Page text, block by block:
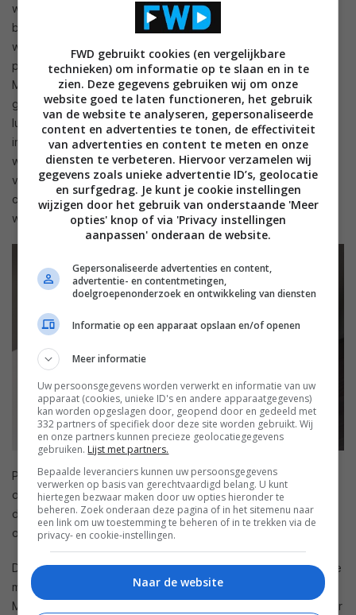
we tot op heden van slimme speakers gewend zijn, moeten
bieden. Daarnaast is de speaker een multiroomspeaker,
waardoor het mogelijk is om meerdere speakers in huis te
plaatsen en deze samen of los van elkaar te laten spelen. De
Multiroom audio-functie van de Google Assistant stelt
gebruikers in staat de luidspreker te combineren met
luidsprekers waarin Chromecast Audio of Chromecast is
ingebouwd. Twee speakers kunnen daarbij gekoppeld
worden voor een stereoweergave. Via de Music Control-app
van Panasonic kan muziek vanaf bijvoorbeeld een tablet,
computer, smartphone of nas naar de speaker gestreamd
worden.
Panasonic heeft gekozen voor deGoogle Assistant
digitale assistent. Middels de ingebouwde microfoon kan
deze assistent antwoord geven op je vragen, je agenda
oplezen, muziek opzoeken en afspelen en nog veel meer.
De Panasonic SC-GA10 komt vanaf de winter op de Europese
markt, maar voorlopig alleen in Duitsland, Frankrijk en de UK.
Mogelijk komt de speaker later in 2018 ook naar Nederland. Er
FWD gebruikt cookies (en vergelijkbare
technieken) om informatie op te slaan en in te
zien. Deze gegevens gebruiken wij om onze
website goed te laten functioneren, het gebruik
van de website te analyseren, gepersonaliseerde
content en advertenties te tonen, de effectiviteit
van advertenties en content te meten en onze
diensten te verbeteren. Hiervoor verzamelen wij
gegevens zoals unieke advertentie ID’s, geolocatie
en surfgedrag. Je kunt je cookie instellingen
wijzigen door het gebruik van onderstaande 'Meer
opties' knop of via 'Privacy instellingen
aanpassen' onderaan de website.
Gepersonaliseerde advertenties en content,
advertentie- en contentmetingen,
doelgroepenonderzoek en ontwikkeling van diensten
Informatie op een apparaat opslaan en/of openen
Meer informatie
Uw persoonsgegevens worden verwerkt en informatie van uw
apparaat (cookies, unieke ID's en andere apparaatgegevens)
kan worden opgeslagen door, geopend door en gedeeld met
332 partners of specifiek door deze site worden gebruikt. Wij
en onze partners kunnen precieze geolocatiegegevens
gebruiken. Lijst met partners.
Bepaalde leveranciers kunnen uw persoonsgegevens
verwerken op basis van gerechtvaardigd belang. U kunt
hiertegen bezwaar maken door uw opties hieronder te
beheren. Zoek onderaan deze pagina of in het sitemenu naar
een link om uw toestemming te beheren of in te trekken via de
privacy- en cookie-instellingen.
Naar de website